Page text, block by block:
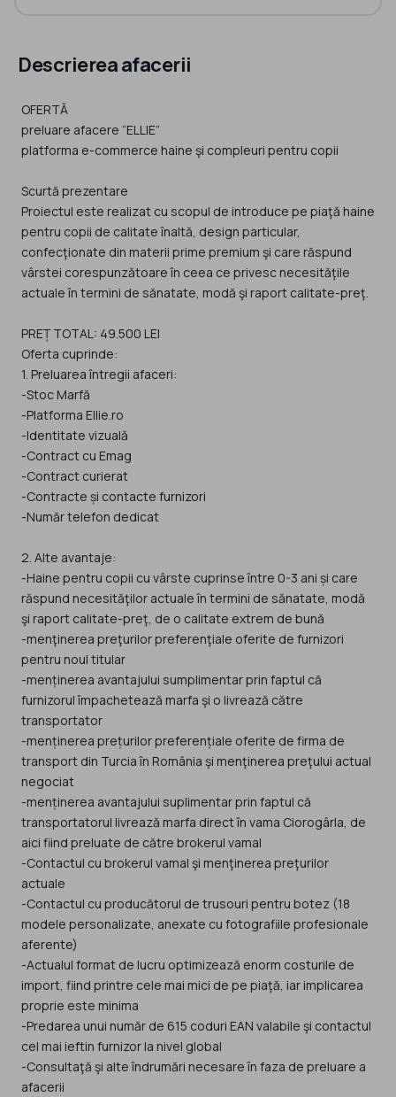
Descrierea afacerii
OFERTĂ
preluare afacere “ELLIE”
platforma e-commerce haine şi compleuri pentru copii
Scurtă prezentare
Proiectul este realizat cu scopul de introduce pe piaţă haine
pentru copii de calitate înaltă, design particular,
confecţionate din materii prime premium şi care răspund
vârstei corespunzătoare în ceea ce privesc necesităţile
actuale în termini de sănatate, modă şi raport calitate-preţ.
PREȚ TOTAL: 49.500 LEI
Oferta cuprinde:
1. Preluarea întregii afaceri:
-Stoc Marfă
-Platforma Ellie.ro
-Identitate vizuală
-Contract cu Emag
-Contract curierat
-Contracte și contacte furnizori
-Număr telefon dedicat
2. Alte avantaje:
-Haine pentru copii cu vârste cuprinse între 0-3 ani și care
răspund necesităţilor actuale în termini de sănatate, modă
şi raport calitate-preţ, de o calitate extrem de bună
-menţinerea preţurilor preferenţiale oferite de furnizori
pentru noul titular
-menținerea avantajului sumplimentar prin faptul că
furnizorul împachetează marfa şi o livrează către
transportator
-menținerea prețurilor preferențiale oferite de firma de
transport din Turcia în România şi menţinerea preţului actual
negociat
-menținerea avantajului suplimentar prin faptul că
transportatorul livrează marfa direct în vama Ciorogârla, de
aici fiind preluate de către brokerul vamal
-Contactul cu brokerul vamal şi menţinerea preţurilor
actuale
-Contactul cu producătorul de trusouri pentru botez (18
modele personalizate, anexate cu fotografiile profesionale
aferente)
-Actualul format de lucru optimizează enorm costurile de
import, fiind printre cele mai mici de pe piaţă, iar implicarea
proprie este minima
-Predarea unui număr de 615 coduri EAN valabile şi contactul
cel mai ieftin furnizor la nivel global
-Consultaţă şi alte îndrumări necesare în faza de preluare a
afacerii